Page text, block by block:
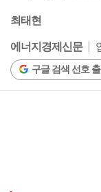
최태현
에너지경제신문
구글 검색 선호